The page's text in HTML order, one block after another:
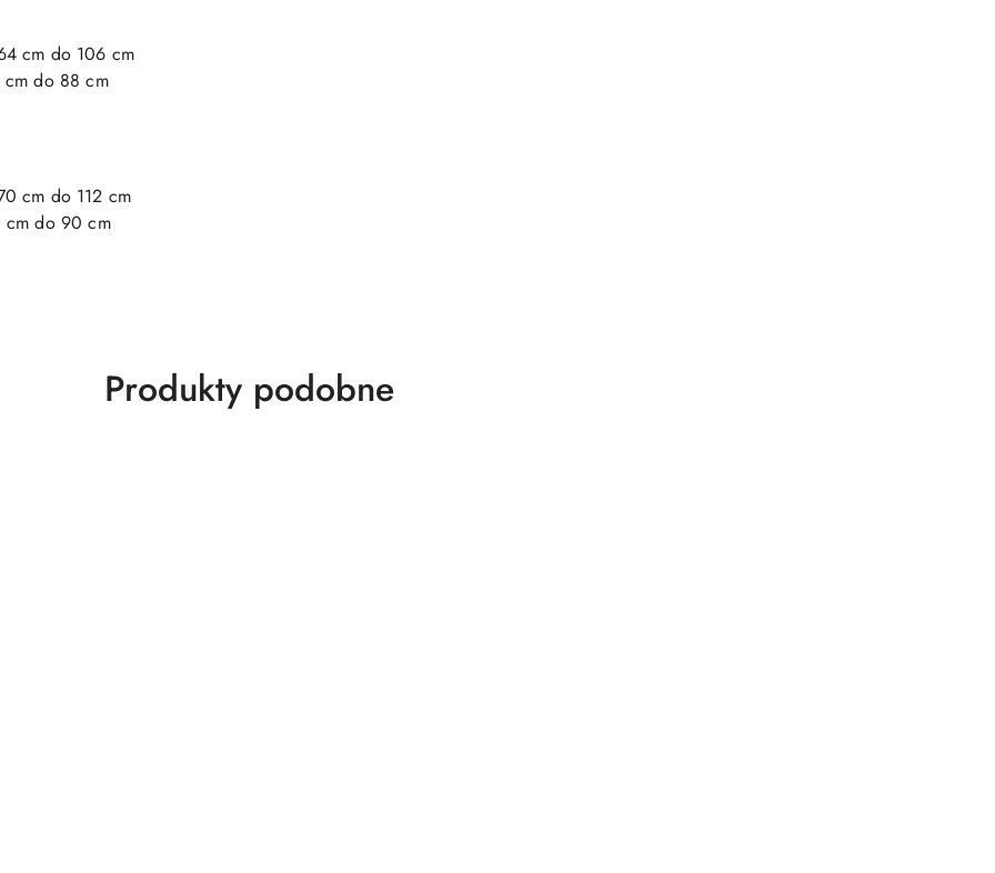
cm do 106 cm
do 88 cm
cm do 112 cm
cm do 90 cm
Produkty
Produkty podobne